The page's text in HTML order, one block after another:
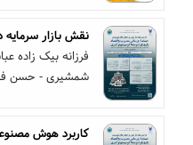
نقش بازار سرمایه
فرزانه بیک زاده
شمشیری - حسن
کاربرد هوش